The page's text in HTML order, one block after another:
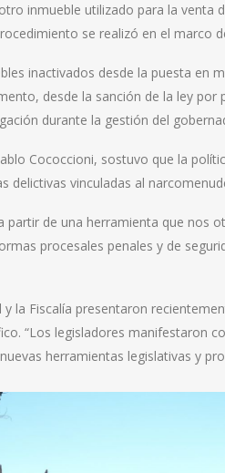
inmueble utilizado para la venta
se realizó en el marco
inactivados desde la puesta en
desde la sanción de la ley por
durante la gestión del
Cococcioni, sostuvo que la
delictivas vinculadas al
de una herramienta que nos
procesales penales y de
la Fiscalía presentaron
“Los legisladores manifestaron
herramientas legislativas y